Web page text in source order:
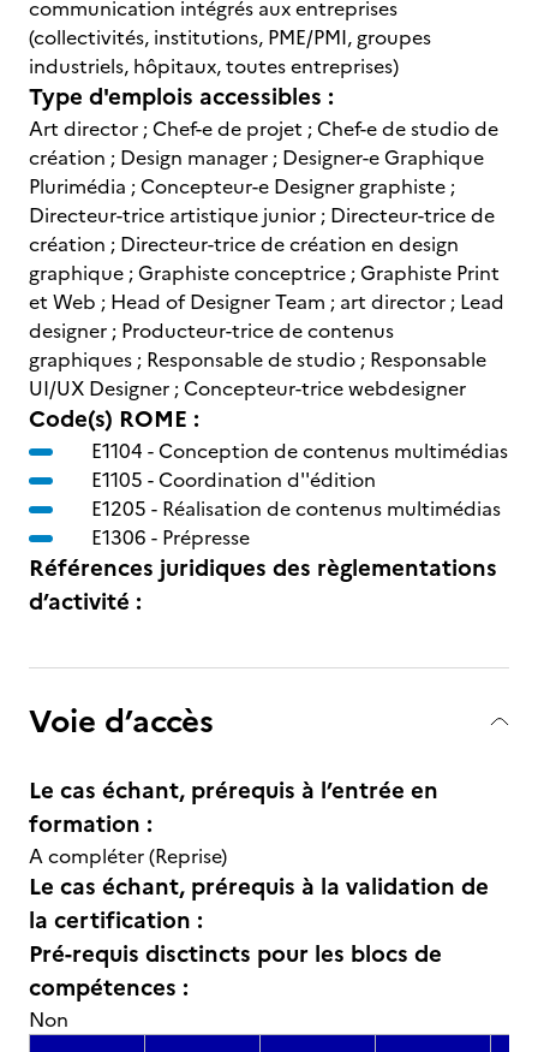
communication intégrés aux entreprises
(collectivités, institutions, PME/PMI, groupes
industriels, hôpitaux, toutes entreprises)
Type d'emplois accessibles :
Art director ; Chef-e de projet ; Chef-e de studio de
création ; Design manager ; Designer-e Graphique
Plurimédia ; Concepteur-e Designer graphiste ;
Directeur-trice artistique junior ; Directeur-trice de
création ; Directeur-trice de création en design
graphique ; Graphiste conceptrice ; Graphiste Print
et Web ; Head of Designer Team ; art director ; Lead
designer ; Producteur-trice de contenus
graphiques ; Responsable de studio ; Responsable
UI/UX Designer ; Concepteur-trice webdesigner
Code(s) ROME :
E1104 -Conception de contenus multimédias
E1105 -Coordination d''édition
E1205 - Réalisation de contenus multimédias
E1306 - Prépresse
Références juridiques des règlementations
d’activité :
Voie d’accès
Le cas échant, prérequis à l’entrée en
formation :
A compléter (Reprise)
Le cas échant, prérequis à la validation de
la certification :
Pré-requis disctincts pour les blocs de
compétences :
Non